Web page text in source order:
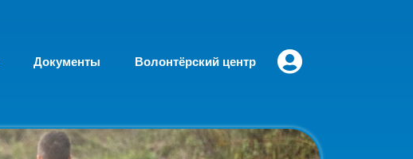
Документы Волонтёрский центр